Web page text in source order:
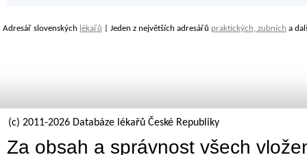
Adresář slovenských lékařů | Jeden z největších adresářů praktických, zubních a
(c) 2011-2026 Databáze lékařů České Republiky
Za obsah a správnost všech